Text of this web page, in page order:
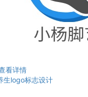
看详情
生logo标志设计